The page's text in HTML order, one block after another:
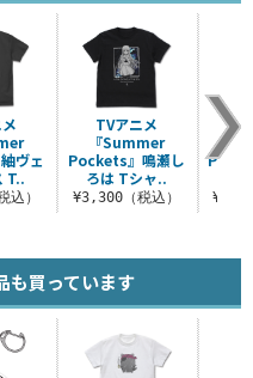
ヴェ
T..
込）
TVアニメ
『Summer
Pockets』鳴瀬し
ろは Tシャ..
¥3,300（税込）
『
も買っています